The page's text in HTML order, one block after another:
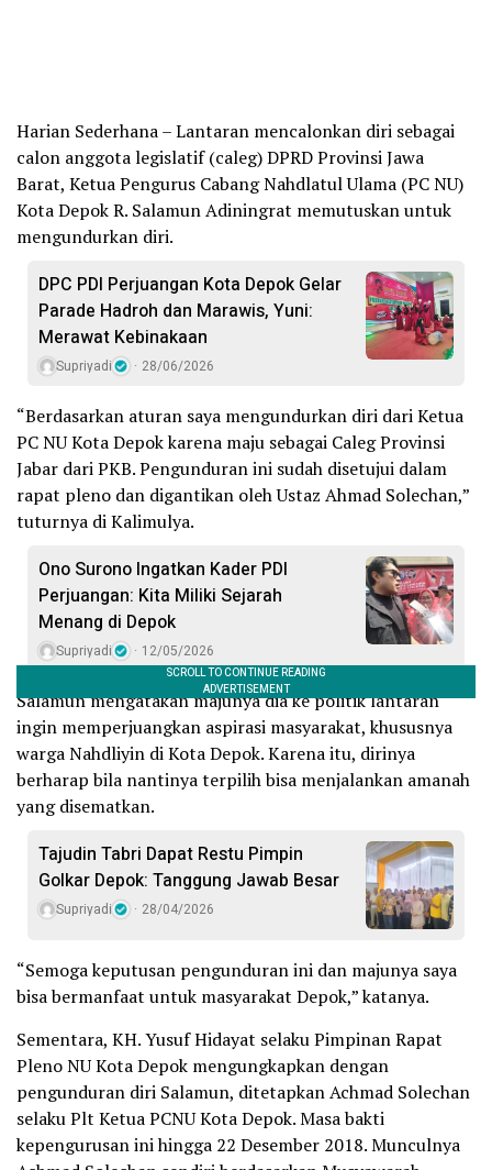
Harian Sederhana – Lantaran mencalonkan diri sebagai
calon anggota legislatif (caleg) DPRD Provinsi Jawa
Barat, Ketua Pengurus Cabang Nahdlatul Ulama (PC NU)
Kota Depok R. Salamun Adiningrat memutuskan untuk
mengundurkan diri.
DPC PDI Perjuangan Kota Depok Gelar
Parade Hadroh dan Marawis, Yuni:
Merawat Kebinakaan
Supriyadi 28/06/2026
“Berdasarkan aturan saya mengundurkan diri dari Ketua
PC NU Kota Depok karena maju sebagai Caleg Provinsi
Jabar dari PKB. Pengunduran ini sudah disetujui dalam
rapat pleno dan digantikan oleh Ustaz Ahmad Solechan,”
tuturnya di Kalimulya.
Ono Surono Ingatkan Kader PDI
Perjuangan: Kita Miliki Sejarah
Menang di Depok
Supriyadi 12/05/2026
Salamun mengatakan majunya dia ke politik lantaran
ingin memperjuangkan aspirasi masyarakat, khususnya
warga Nahdliyin di Kota Depok. Karena itu, dirinya
berharap bila nantinya terpilih bisa menjalankan amanah
yang disematkan.
Tajudin Tabri Dapat Restu Pimpin
Golkar Depok: Tanggung Jawab Besar
Supriyadi 28/04/2026
“Semoga keputusan pengunduran ini dan majunya saya
bisa bermanfaat untuk masyarakat Depok,” katanya.
Sementara, KH. Yusuf Hidayat selaku Pimpinan Rapat
Pleno NU Kota Depok mengungkapkan dengan
pengunduran diri Salamun, ditetapkan Achmad Solechan
selaku Plt Ketua PCNU Kota Depok. Masa bakti
kepengurusan ini hingga 22 Desember 2018. Munculnya